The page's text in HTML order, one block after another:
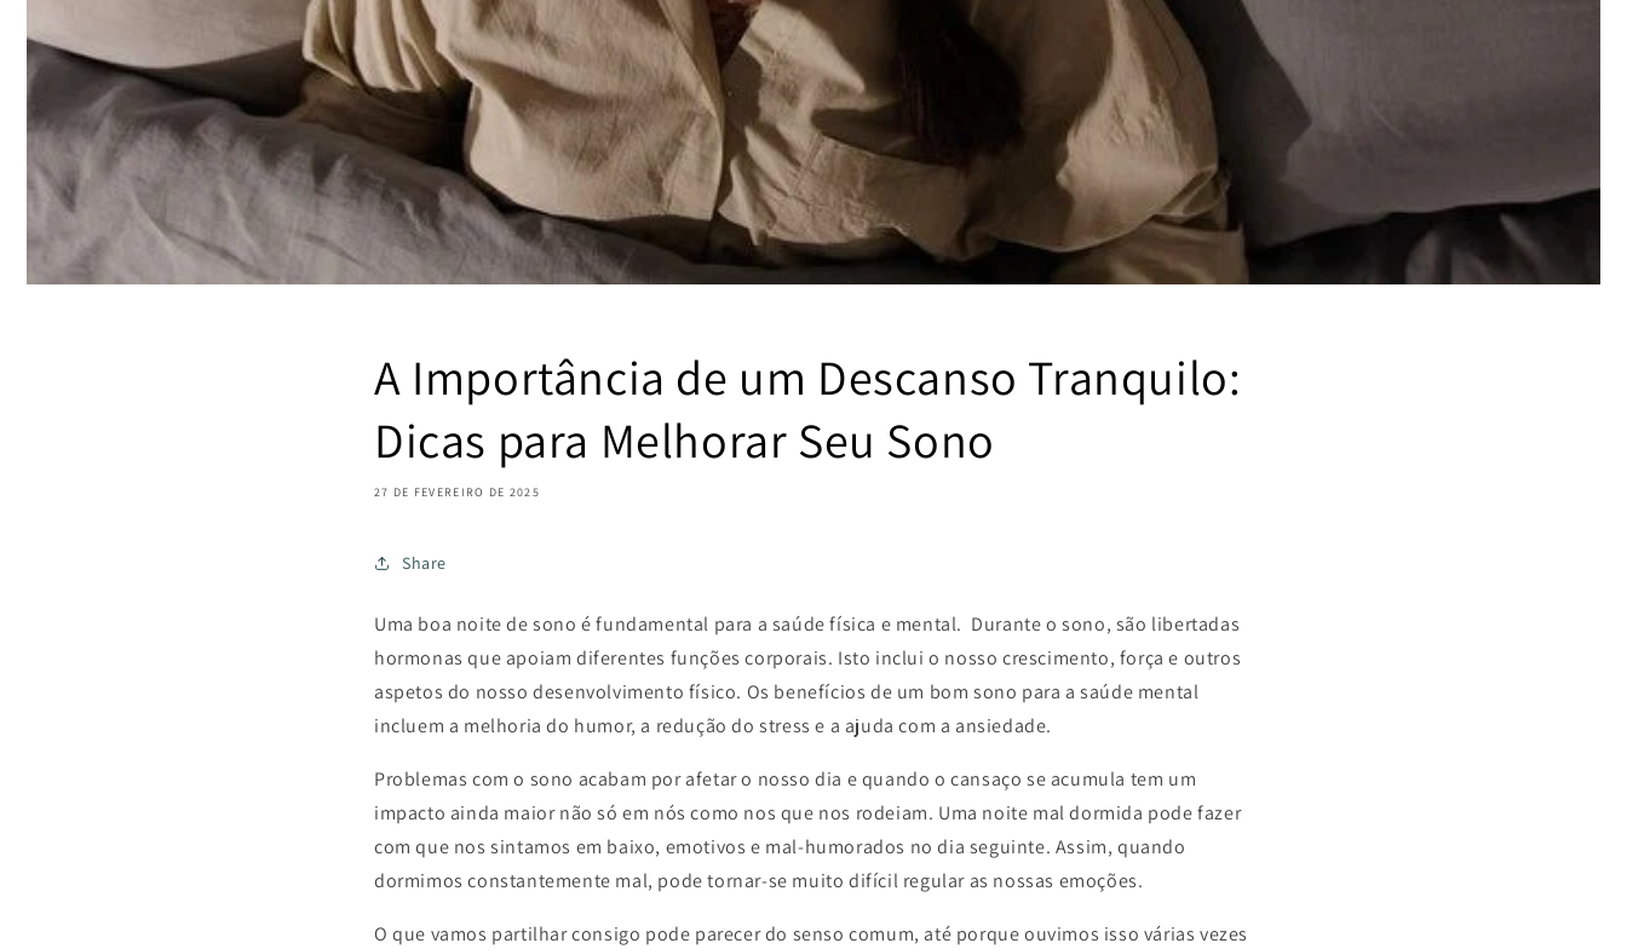
A Importância de um Descanso Tranquilo:
Dicas para Melhorar Seu Sono
27 DE FEVEREIRO DE 2025
Share
Uma boa noite de sono é fundamental para a saúde física e mental. Durante o sono, são libertadas
hormonas que apoiam diferentes funções corporais. Isto inclui o nosso crescimento, força e outros
aspetos do nosso desenvolvimento físico. Os benefícios de um bom sono para a saúde mental
incluem a melhoria do humor, a redução do stress e a ajuda com a ansiedade.
Problemas com o sono acabam por afetar o nosso dia e quando o cansaço se acumula tem um
impacto ainda maior não só em nós como nos que nos rodeiam. Uma noite mal dormida pode fazer
com que nos sintamos em baixo, emotivos e mal-humorados no dia seguinte. Assim, quando
dormimos constantemente mal, pode tornar-se muito difícil regular as nossas emoções.
O que vamos partilhar consigo pode parecer do senso comum, até porque ouvimos isso várias vezes